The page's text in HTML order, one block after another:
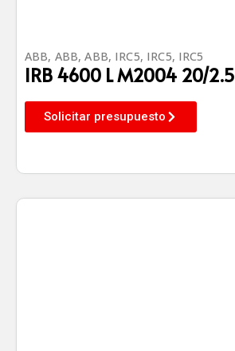
ABB, ABB,ABB, IRC5, IRC5, IRC5
IRB 4600 L M2004 20/2.5
Solicitar presupuesto